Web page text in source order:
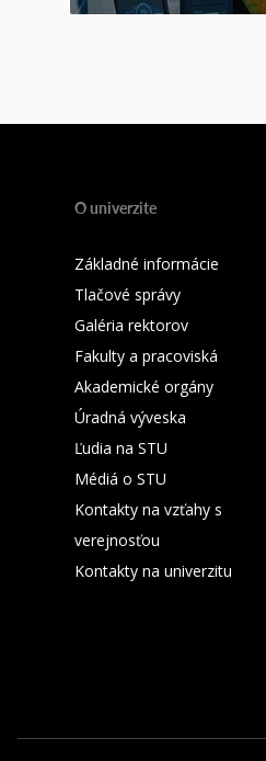
O univerzite
Základné informácie
Tlačové správy
Galéria rektorov
Fakulty a pracoviská
Akademické orgány
Úradná výveska
Ľudia na STU
Médiá o STU
Kontakty na vzťahy s
verejnosťou
Kontakty na univerzitu